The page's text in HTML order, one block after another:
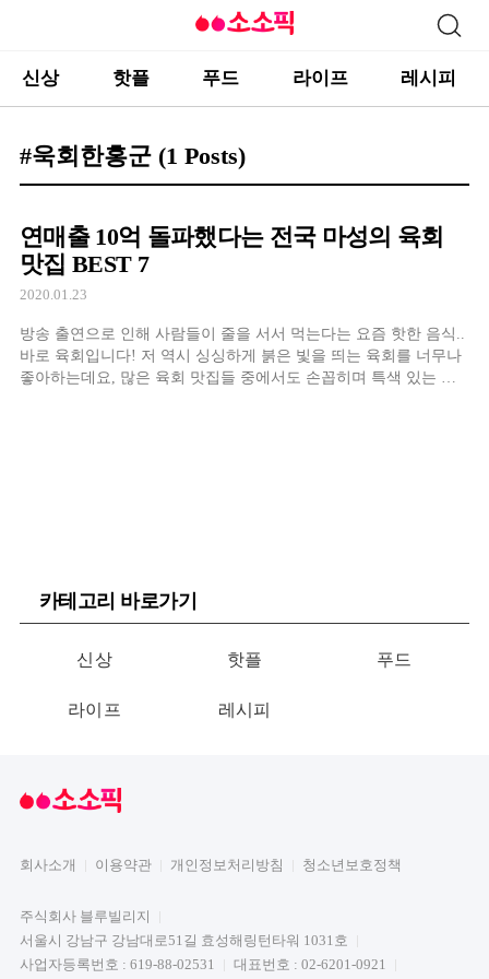
신상 핫플 푸드 라이프 레시피
#욱회한홍군 (1 Posts)
연매출 10억 돌파했다는 전국 마성의 육회
맛집 BEST 7
2020.01.23
방송 출연으로 인해 사람들이 줄을 서서 먹는다는 요즘 핫한 음식..
바로 육회입니다! 저 역시 싱싱하게 붉은 빛을 띄는 육회를 너무나
좋아하는데요, 많은 육회 맛집들 중에서도 손꼽히며 특색 있는 육
카테고리 바로가기
신상 핫플 푸드
라이프 레시피
회사소개 이용약관 개인정보처리방침 청소년보호정책
주식회사 블루빌리지
서울시 강남구 강남대로51길 효성해링턴타워 1031호
사업자등록번호 : 619-88-02531
대표번호 : 02-6201-0921